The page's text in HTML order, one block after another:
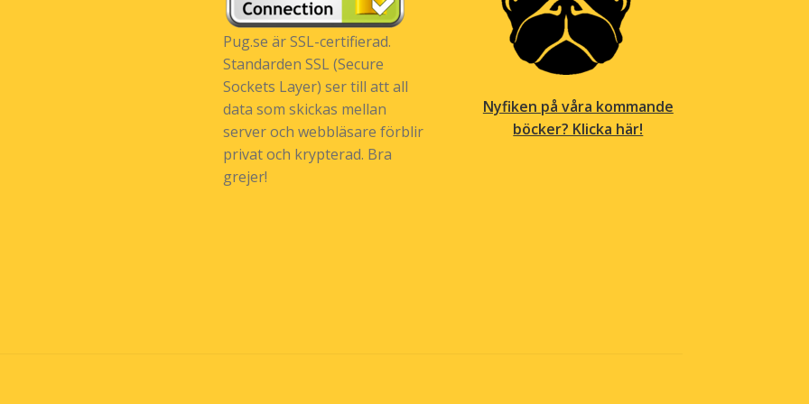
Pug.se är SSL-certifierad.
Standarden SSL (Secure
Sockets Layer) ser till att all
data som skickas mellan
server och webbläsare förblir
privat och krypterad. Bra
grejer!
Nyfiken på våra kommande
böcker? Klicka här!